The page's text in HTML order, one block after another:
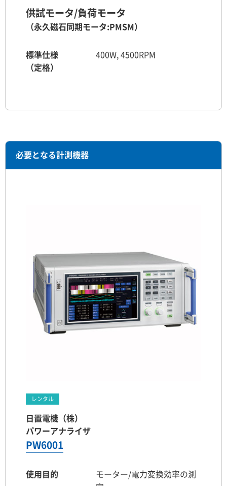
供試モータ/負荷モータ
（永久磁石同期モータ:PMSM）
標準仕様
（定格）
400W, 4500RPM
必要となる計測機器
レンタル
日置電機（株）
パワーアナライザ
PW6001
使用目的
モーター/電力変換効率の測